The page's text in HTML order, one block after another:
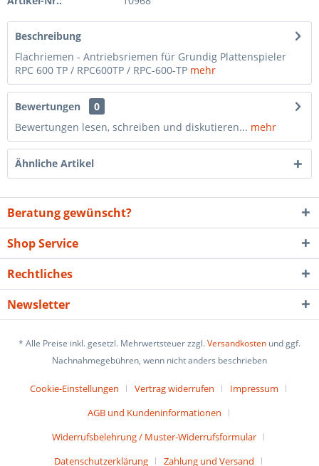
Beschreibung
Flachriemen - Antriebsriemen für Grundig Plattenspieler
RPC 600 TP / RPC600TP / RPC-600-TP mehr
Bewertungen
0
Bewertungen lesen, schreiben und diskutieren... mehr
Ähnliche Artikel
Beratung gewünscht?
Shop Service
Rechtliches
Newsletter
* Alle Preise inkl. gesetzl. Mehrwertsteuer zzgl.Versandkosten und ggf.
Nachnahmegebühren, wenn nicht anders beschrieben
Cookie-Einstellungen Vertrag widerrufen
Impressum
AGB und Kundeninformationen
Widerrufsbelehrung / Muster-Widerrufsformular
Datenschutzerklärung
Zahlung und Versand